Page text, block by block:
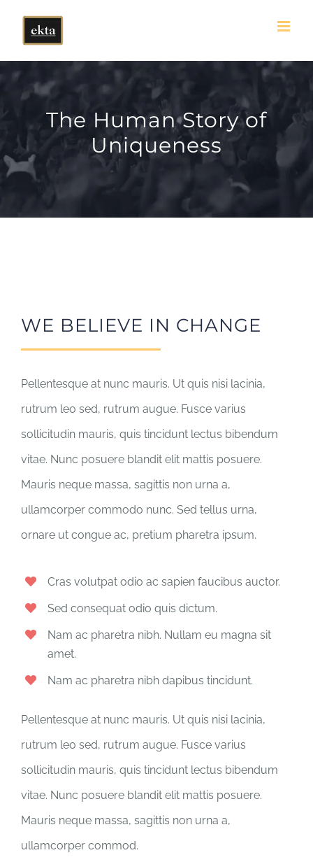
content
The Human Story of
Uniqueness
WE BELIEVE IN CHANGE
Pellentesque at nunc mauris. Ut quis nisi lacinia,
rutrum leo sed, rutrum augue. Fusce varius
sollicitudin mauris, quis tincidunt lectus bibendum
vitae. Nunc posuere blandit elit mattis posuere.
Mauris neque massa, sagittis non urna a,
ullamcorper commodo nunc. Sed tellus urna,
ornare ut congue ac, pretium pharetra ipsum.
Cras volutpat odio ac sapien faucibus auctor.
Sed consequat odio quis dictum.
Nam ac pharetra nibh. Nullam eu magna sit
amet.
Nam ac pharetra nibh dapibus tincidunt.
Pellentesque at nunc mauris. Ut quis nisi lacinia,
rutrum leo sed, rutrum augue. Fusce varius
sollicitudin mauris, quis tincidunt lectus bibendum
vitae. Nunc posuere blandit elit mattis posuere.
Mauris neque massa, sagittis non urna a,
ullamcorper commod.